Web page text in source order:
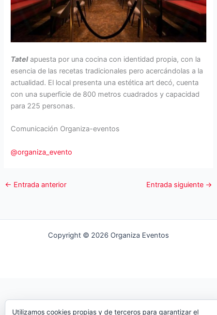
Tatel apuesta por una cocina con identidad propia, con la
esencia de las recetas tradicionales pero acercándolas a la
actualidad. El local presenta una estética art decó, cuenta
con una superficie de 800 metros cuadrados y capacidad
para 225 personas.
Comunicación Organiza-eventos
@organiza_evento
← Entrada anterior Entrada siguiente →
Copyright © 2026 Organiza Eventos
Utilizamos cookies propias y de terceros para garantizar el